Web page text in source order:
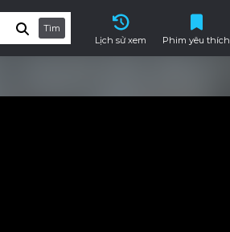
Tìm
Lịch sử xem
Phim yêu thích